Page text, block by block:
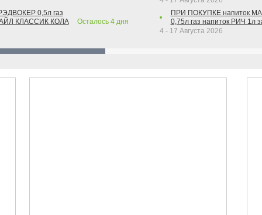
0,5л газ
КЛАССИК КОЛА
Осталось 4дня
ПРИ ПОКУПКЕ напиток
0,75л газ напиток РИЧ 1л
4 - 17 Августа 2026